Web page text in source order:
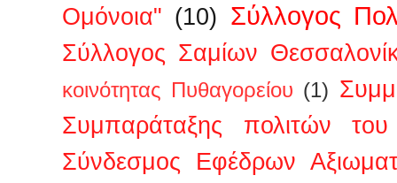
Ομόνοια" (10) Σύλλογος
Σύλλογος Σαμίων
κοινότητας Πυθαγορείου (1)
Συμπαράταξης πολιτών του
Σύνδεσμος Εφέδρων